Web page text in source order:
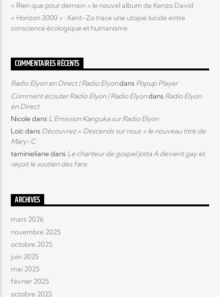
« Rien que pour demain » le nouvel album de Kenzo David
« Horizon 3000 » : Kent-Zo trace une utopie lucide entre
conscience écologique et humanisme
COMMENTAIRES RÉCENTS
Radio Elyon en Direct | Radio Elyondans Popup Player
Comment écouter Radio Elyon | Radio Elyondans Radio Elyon
en Direct
Nicoledans L’Emission Kanguka sur Radio Elyon
Loïcdans Découvrez « Descends sur nous » le nouveau titre de
Mary-C
taminielianedans Le chanteur de gospel Jotta A devient gay et
reçoit le soutien des fans
ARCHIVES
mars 2026
novembre 2025
octobre 2025
juin 2025
mai 2025
février 2025
octobre 2023